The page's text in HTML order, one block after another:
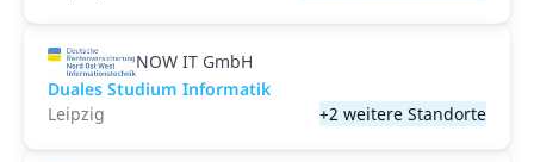
NOW IT GmbH
Duales Studium Informatik
Leipzig
+2 weitere Standorte